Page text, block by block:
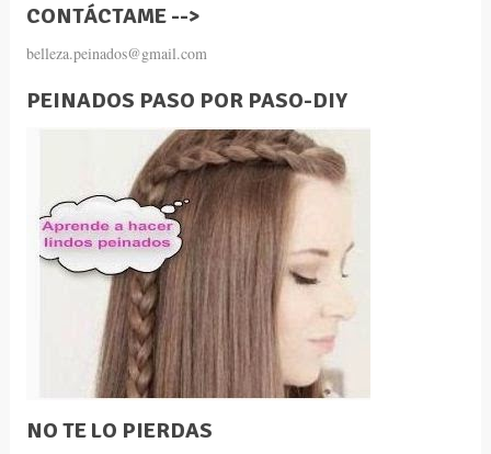
CONTÁCTAME -->
belleza.peinados@gmail.com
PEINADOS PASO POR PASO-DIY
NO TE LO PIERDAS